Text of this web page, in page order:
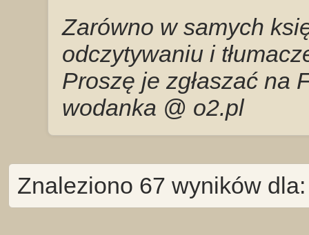
Zarówno w samych
odczytywaniu i
Proszę je zgłaszać na
wodanka @ o2.pl
Znaleziono 67 wyników